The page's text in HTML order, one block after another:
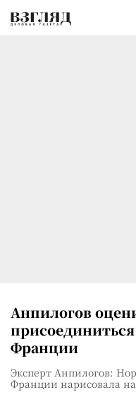
Анпилогов
Франции
Эксперт Анпилогов:
Франции нарисовала